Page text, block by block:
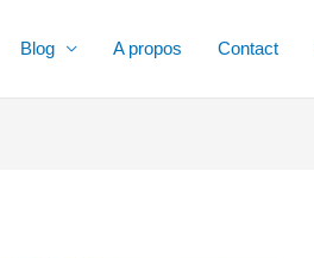
Blog A propos Contact